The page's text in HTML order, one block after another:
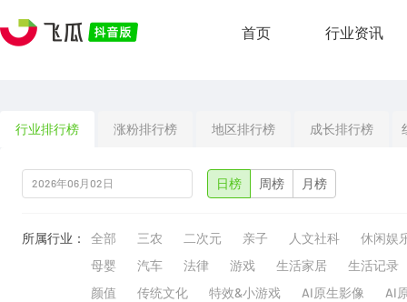
首页 行业资讯
行业排行榜 涨粉排行榜 地区排行榜 成长排行榜
日榜 周榜 月榜
所属行业： 全部 三农 二次元 亲子 人文社科
休闲娱
母婴
汽车 法律 游戏 生活家居
生活记录
颜值
传统文化 特效&小游戏 AI原生影像 AI